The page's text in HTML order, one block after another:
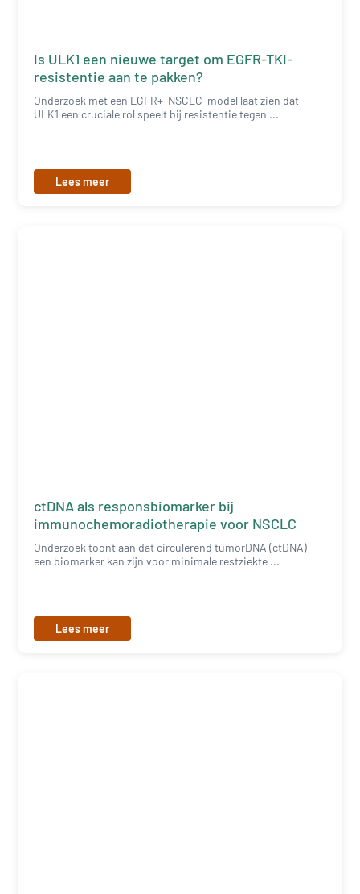
Is ULK1 een nieuwe target om EGFR-TKI-
resistentie aan te pakken?
Onderzoek met een EGFR+-NSCLC-model laat zien dat
ULK1 een cruciale rol speelt bij resistentie tegen ...
Lees meer
ctDNA als responsbiomarker bij
immunochemoradiotherapie voor NSCLC
Onderzoek toont aan dat circulerend tumorDNA (ctDNA)
een biomarker kan zijn voor minimale restziekte ...
Lees meer